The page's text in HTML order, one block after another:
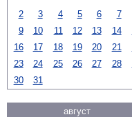
2
3 4 5 6 7
9
10 11 12 13 14
16
17 18 19 20 21
23
24 25 26 27 28
30
31
август